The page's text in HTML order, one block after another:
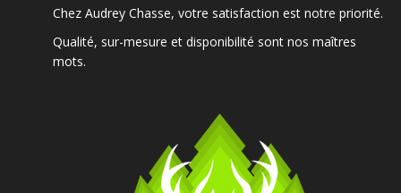
Chez Audrey Chasse, votre satisfaction est notre priorité.
Qualité, sur-mesure et disponibilité sont nos maîtres
mots.